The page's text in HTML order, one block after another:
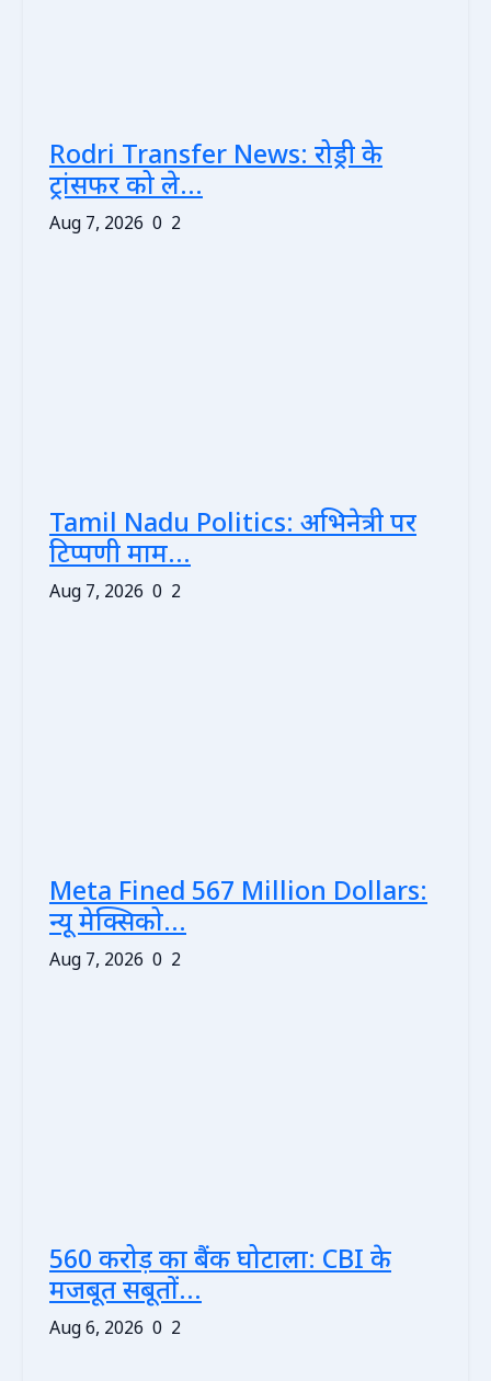
Rodri Transfer News: रोड्री के
ट्रांसफर को ले...
Aug 7, 2026 0 2
Tamil Nadu Politics: अभिनेत्री पर
टिप्पणी माम...
Aug 7, 2026 0 2
Meta Fined 567 Million Dollars:
न्यू मेक्सिको...
Aug 7, 2026 0 2
560 करोड़ का बैंक घोटाला: CBI के
मजबूत सबूतों...
Aug 6, 2026 0 2